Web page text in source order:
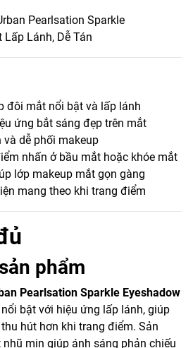
Pearlsation Sparkle
Lánh, Dễ Tán
đôi mắt nổi bật và lấp lánh
ứng bắt sáng đẹp trên mắt
và dễ phối makeup
nhấn ở bầu mắt hoặc khóe mắt
lớp makeup mắt gọn gàng
mang theo khi trang điểm
phẩm
Pearlsation Sparkle Eyeshadow
bật với hiệu ứng lấp lánh, giúp
hút hơn khi trang điểm. Sản
mịn giúp ánh sáng phản chiếu